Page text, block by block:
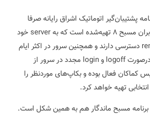
پشتیبان‌گیر اتوماتیک اشراق رایانه صرفا
برای آن‌دسته از کاربران مسبح ۸ تهیه‌شده است که به server خود
فقط از طریق remote دسترسی دارند و همچنین سرور در اکثر ایام
کاری روشن است. درصورت logoff و login مجدد در سرور از
کماکان فعال بوده و بکاپ‌های موردنظر را
تهیه خواهد کرد.
مسبح ماندگار هم به همین شکل است.